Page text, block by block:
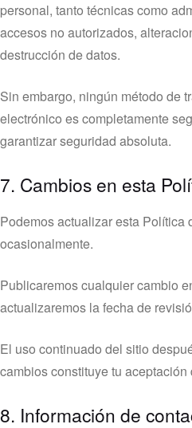
personal, tanto técnicas como
accesos no autorizados,
destrucción de datos.
Sin embargo, ningún método de
electrónico es completamente
garantizar seguridad absoluta.
7. Cambios en esta
Podemos actualizar esta Política
ocasionalmente.
Publicaremos cualquier cambio
actualizaremos la fecha de
El uso continuado del sitio
cambios constituye tu
8. Información de